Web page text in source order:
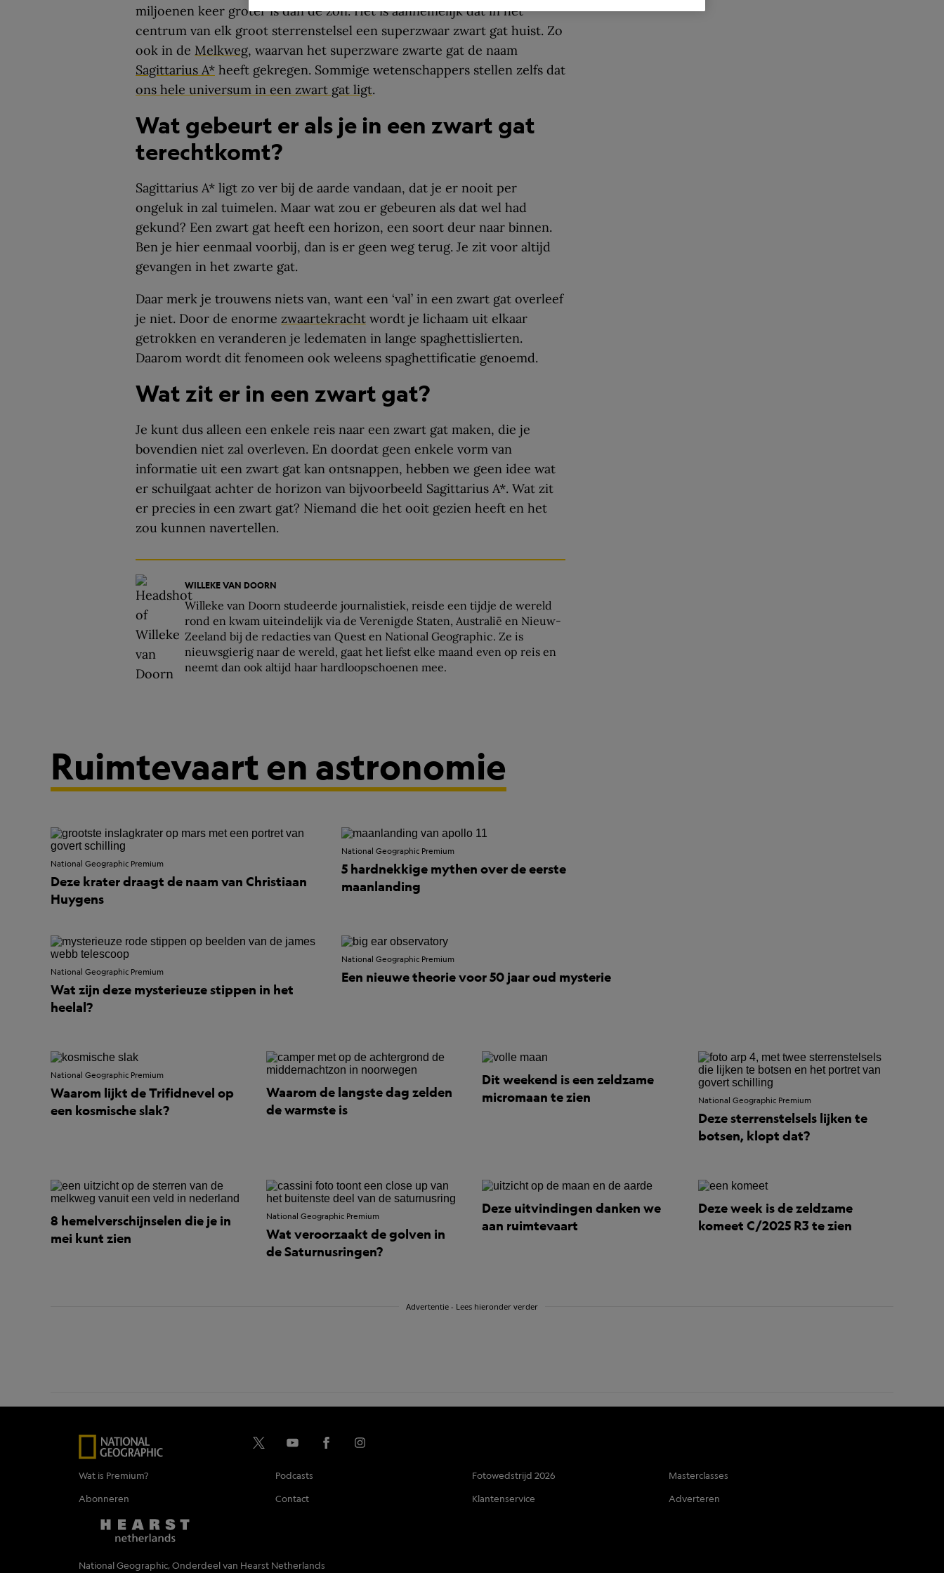
miljoenen keer groter is dan de zon. Het is aannemelijk dat in het
centrum van elk groot sterrenstelsel een superzwaar zwart gat huist. Zo
ook in de Melkweg, waarvan het superzware zwarte gat de naam
Sagittarius A* heeft gekregen. Sommige wetenschappers stellen zelfs dat
ons hele universum in een zwart gat ligt.
Wat gebeurt er als je in een zwart gat
terechtkomt?
Sagittarius A* ligt zo ver bij de aarde vandaan, dat je er nooit per
ongeluk in zal tuimelen. Maar wat zou er gebeuren als dat wel had
gekund? Een zwart gat heeft een horizon, een soort deur naar binnen.
Ben je hier eenmaal voorbij, dan is er geen weg terug. Je zit voor altijd
gevangen in het zwarte gat.
Daar merk je trouwens niets van, want een ‘val’ in een zwart gat overleef
je niet. Door de enorme zwaartekracht wordt je lichaam uit elkaar
getrokken en veranderen je ledematen in lange spaghettislierten.
Daarom wordt dit fenomeen ook weleens spaghettificatie genoemd.
Wat zit er in een zwart gat?
Je kunt dus alleen een enkele reis naar een zwart gat maken, die je
bovendien niet zal overleven. En doordat geen enkele vorm van
informatie uit een zwart gat kan ontsnappen, hebben we geen idee wat
er schuilgaat achter de horizon van bijvoorbeeld Sagittarius A*. Wat zit
er precies in een zwart gat? Niemand die het ooit gezien heeft en het
zou kunnen navertellen.
WILLEKE VAN DOORN
Willeke van Doorn studeerde journalistiek, reisde een tijdje de wereld
rond en kwam uiteindelijk via de Verenigde Staten, Australië en Nieuw-
Zeeland bij de redacties van Quest en National Geographic. Ze is
nieuwsgierig naar de wereld, gaat het liefst elke maand even op reis en
neemt dan ook altijd haar hardloopschoenen mee.
Ruimtevaart en astronomie
National Geographic Premium
Deze krater draagt de naam van Christiaan
Huygens
National Geographic Premium
5 hardnekkige mythen over de eerste
maanlanding
National Geographic Premium
Wat zijn deze mysterieuze stippen in het
heelal?
National Geographic Premium
Een nieuwe theorie voor 50 jaar oud mysterie
National Geographic Premium
Waarom lijkt de Trifidnevel op
een kosmische slak?
Waarom de langste dag zelden
de warmste is
Dit weekend is een zeldzame
micromaan te zien
National Geographic Premium
Deze sterrenstelsels lijken te
botsen, klopt dat?
8 hemelverschijnselen die je in
mei kunt zien
National Geographic Premium
Wat veroorzaakt de golven in
de Saturnusringen?
Deze uitvindingen danken we
aan ruimtevaart
Deze week is de zeldzame
komeet C/2025 R3 te zien
Advertentie - Lees hieronder verder
Wat is Premium? Podcasts Fotowedstrijd 2026
Masterclasses
Abonneren
Contact Klantenservice Adverteren
National Geographic, Onderdeel van Hearst Netherlands